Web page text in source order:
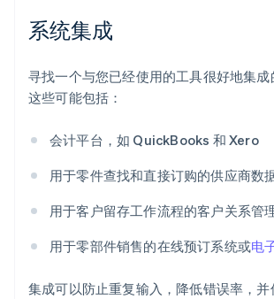
系统集成
寻找一个与您已经使用的工具很好地集成
这些可能包括：
会计平台，如 QuickBooks 和 Xero
用于零件查找和直接订购的供应商数
用于客户留存工作流程的客户关系管
用于零部件销售的在线预订系统或电
集成可以防止重复输入，降低错误率，并